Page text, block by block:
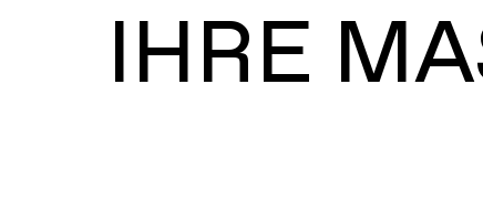
IHRE